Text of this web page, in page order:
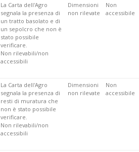
La Carta dell'Agro
segnala la presenza di
un tratto basolato e di
un sepolcro che non è
stato possibile
verificare.
Non rilevabili/non
accessibili
Dimensioni
non rilevate
Non
accessibile
La Carta dell'Agro
segnala la presenza di
resti di muratura che
non è stato possibile
verificare.
Non rilevabili/non
accessibili
Dimensioni
non rilevate
Non
accessibile